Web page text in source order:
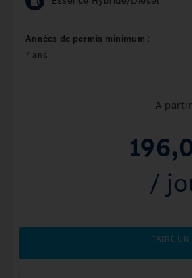
Années de permis minimum :
7 ans
A
/
FAIRE UN